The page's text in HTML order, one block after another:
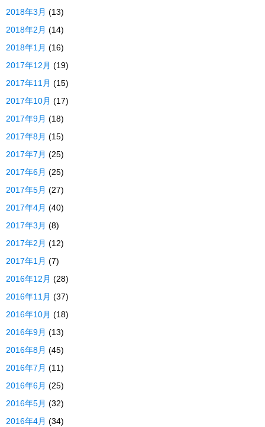
2018年3月 (13)
2018年2月 (14)
2018年1月 (16)
2017年12月 (19)
2017年11月 (15)
2017年10月 (17)
2017年9月 (18)
2017年8月 (15)
2017年7月 (25)
2017年6月 (25)
2017年5月 (27)
2017年4月 (40)
2017年3月 (8)
2017年2月 (12)
2017年1月 (7)
2016年12月 (28)
2016年11月 (37)
2016年10月 (18)
2016年9月 (13)
2016年8月 (45)
2016年7月 (11)
2016年6月 (25)
2016年5月 (32)
2016年4月 (34)